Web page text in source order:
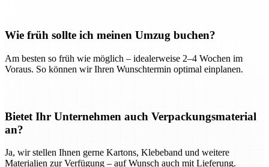
Wie früh sollte ich meinen Umzug buchen?
Am besten so früh wie möglich – idealerweise 2–4 Wochen im
Voraus. So können wir Ihren Wunschtermin optimal einplanen.
Bietet Ihr Unternehmen auch Verpackungsmaterial
an?
Ja, wir stellen Ihnen gerne Kartons, Klebeband und weitere
Materialien zur Verfügung – auf Wunsch auch mit Lieferung.